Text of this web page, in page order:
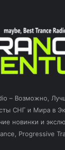
– Возможно,
СНГ и Мира в
новинки и
Progressive